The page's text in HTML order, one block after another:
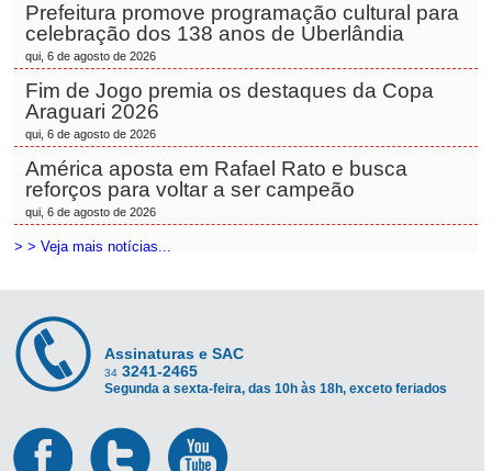
Prefeitura promove programação cultural para
celebração dos 138 anos de Uberlândia
qui, 6 de agosto de 2026
Fim de Jogo premia os destaques da Copa
Araguari 2026
qui, 6 de agosto de 2026
América aposta em Rafael Rato e busca
reforços para voltar a ser campeão
qui, 6 de agosto de 2026
> > Veja mais notícias...
Assinaturas e SAC
34 3241-2465
Segunda a sexta-feira, das 10h às 18h, exceto feriados